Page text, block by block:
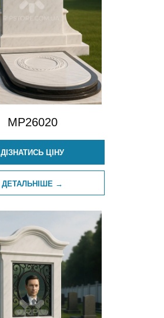
MP26020
ДІЗНАТИСЬ ЦІНУ
ДЕТАЛЬНІШЕ →